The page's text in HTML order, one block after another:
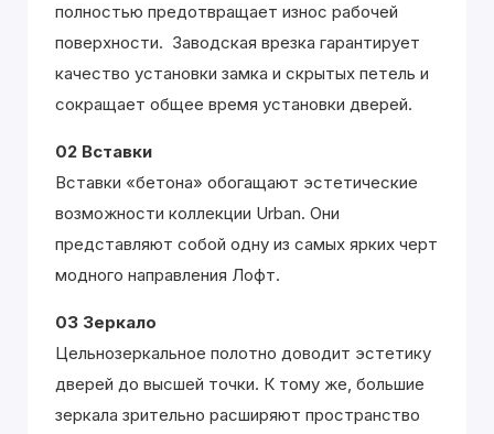
полностью предотвращает износ рабочей
поверхности. Заводская врезка гарантирует
качество установки замка и скрытых петель и
сокращает общее время установки дверей.
02 Вставки
Вставки «бетона» обогащают эстетические
возможности коллекции Urban. Они
представляют собой одну из самых ярких черт
модного направления Лофт.
03 Зеркало
Цельнозеркальное полотно доводит эстетику
дверей до высшей точки. К тому же, большие
зеркала зрительно расширяют пространство